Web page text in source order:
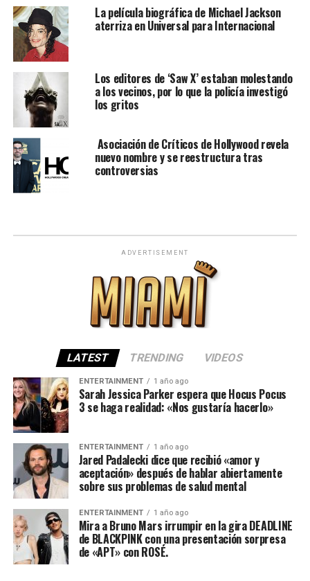
La película biográfica de Michael Jackson
aterriza en Universal para Internacional
Los editores de ‘Saw X’ estaban molestando
a los vecinos, por lo que la policía investigó
los gritos
Asociación de Críticos de Hollywood revela
nuevo nombre y se reestructura tras
controversias
ADVERTISEMENT
LATEST TRENDING VIDEOS
ENTERTAINMENT 1 año ago
Sarah Jessica Parker espera que Hocus Pocus
3 se haga realidad: «Nos gustaría hacerlo»
ENTERTAINMENT 1 año ago
Jared Padalecki dice que recibió «amor y
aceptación» después de hablar abiertamente
sobre sus problemas de salud mental
ENTERTAINMENT 1 año ago
Mira a Bruno Mars irrumpir en la gira DEADLINE
de BLACKPINK con una presentación sorpresa
de «APT» con ROSÉ.